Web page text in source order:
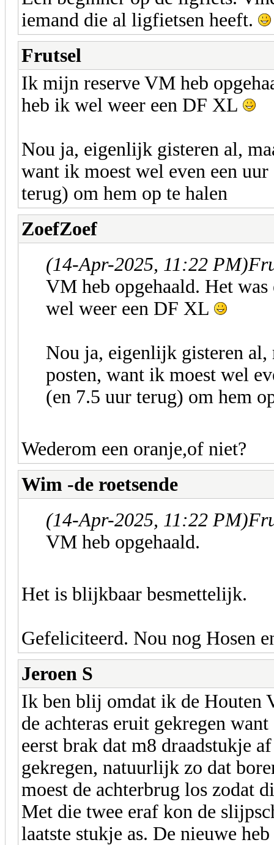
iemand die al ligfietsen heeft.
Frutsel
Ik mijn reserve VM heb
heb ik wel weer een DF XL
Nou ja, eigenlijk gisteren al,
want ik moest wel even een
terug) om hem op te halen
ZoefZoef
(14-Apr-2025, 11:22 PM)
VM heb opgehaald. Het
wel weer een DF XL
Nou ja, eigenlijk gisteren al,
posten, want ik moest wel
(en 7.5 uur terug) om hem
Wederom een oranje,of niet?
Wim -de roetsende
(14-Apr-2025, 11:22 PM)
VM heb opgehaald.
Het is blijkbaar besmettelijk.
Gefeliciteerd. Nou nog Hosen
Jeroen S
Ik ben blij omdat ik de Houten
de achteras eruit gekregen
eerst brak dat m8 draadstukje
gekregen, natuurlijk zo dat
moest de achterbrug los zodat
Met die twee eraf kon de
laatste stukje as. De nieuwe